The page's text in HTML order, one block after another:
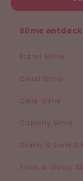
Slime
Butter Slime
Cloud Slime
Clear Slime
Crunchy Slime
Grainy & Sand
Thick & Glossy